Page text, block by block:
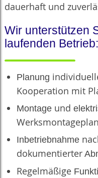
dauerhaft und
Wir unterstützen
laufenden Betrieb:
Planung
Kooperation mit
Montage und
Werksmontageplan
Inbetriebnahme
dokumentierter
Regelmäßige